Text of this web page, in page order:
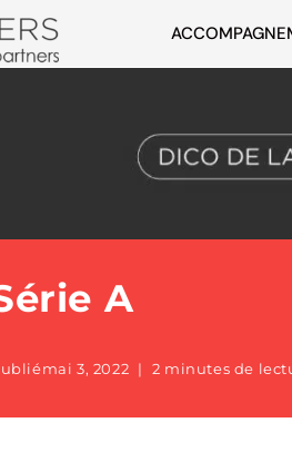
A
mai 3, 2022 2 minutes de